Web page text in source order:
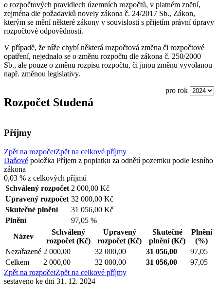
o rozpočtových pravidlech územních rozpočtů, v platném znění,
zejména dle požadavků novely zákona č. 24/2017 Sb., Zákon,
kterým se mění některé zákony v souvislosti s přijetím právní úpravy
rozpočtové odpovědnosti.
V případě, že níže chybí některá rozpočtová změna či rozpočtové
opatření, nejednalo se o změnu rozpočtu dle zákona č. 250/2000
Sb., ale pouze o změnu rozpisu rozpočtu, či jinou změnu vyvolanou
např. změnou legislativy.
pro rok
Rozpočet Studená
Příjmy
Zpět na rozpočetZpět na celkové příjmy
Daňové položka Příjem z poplatku za odnětí pozemku podle lesního
zákona
0,03 % z celkových příjmů
Schválený rozpočet 2 000,00 Kč
Upravený rozpočet 32 000,00 Kč
Skutečné plnění
31 056,00 Kč
Plnění
97,05 %
Název
Schválený
rozpočet (Kč)
Upravený
rozpočet (Kč)
Skutečné
plnění(Kč)
Plnění
(%)
Nezařazené 2 000,00 32 000,00 31 056,00
97,05
Celkem
2 000,00 32 000,00 31 056,00
97,05
Zpět na rozpočetZpět na celkové příjmy
sestaveno ke dni 31. 12. 2024